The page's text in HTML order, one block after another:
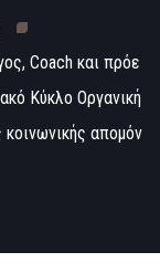
Coach και πρόε
Κύκλο Οργανική
απομόν